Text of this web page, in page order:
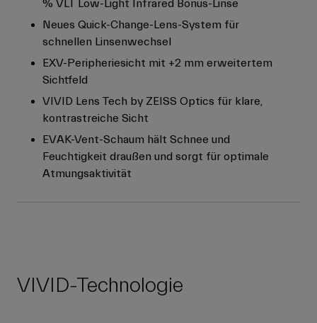
% VLT Low-Light Infrared Bonus-Linse
Neues Quick-Change-Lens-System für
schnellen Linsenwechsel
EXV-Peripheriesicht mit +2 mm erweitertem
Sichtfeld
VIVID Lens Tech by ZEISS Optics für klare,
kontrastreiche Sicht
EVAK-Vent-Schaum hält Schnee und
Feuchtigkeit draußen und sorgt für optimale
Atmungsaktivität
VIVID-Technologie